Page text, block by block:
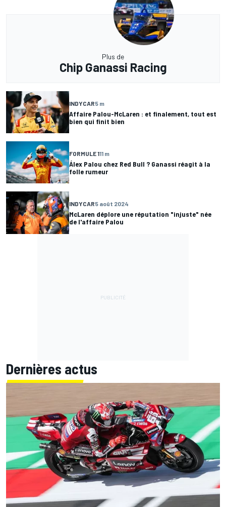
Plus de
Chip Ganassi Racing
INDYCAR5 m
Affaire Palou-McLaren : et finalement, tout est
bien qui finit bien
FORMULE 111 m
Álex Palou chez Red Bull ? Ganassi réagit à la
folle rumeur
INDYCAR5 août 2024
McLaren déplore une réputation "injuste" née
de l'affaire Palou
Dernières actus